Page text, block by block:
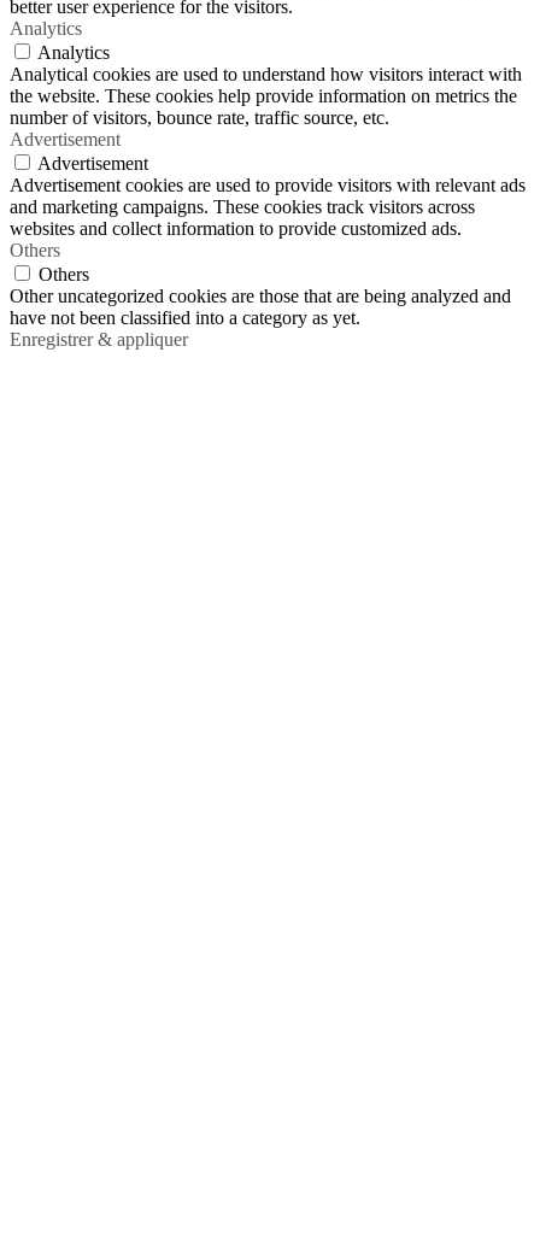
better user experience for the visitors.
Analytics
Analytics
Analytical cookies are used to understand how visitors interact with
the website. These cookies help provide information on metrics the
number of visitors, bounce rate, traffic source, etc.
Advertisement
Advertisement
Advertisement cookies are used to provide visitors with relevant ads
and marketing campaigns. These cookies track visitors across
websites and collect information to provide customized ads.
Others
Others
Other uncategorized cookies are those that are being analyzed and
have not been classified into a category as yet.
Enregistrer & appliquer